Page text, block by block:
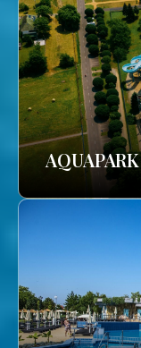
AQUAPARK